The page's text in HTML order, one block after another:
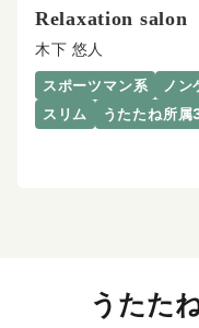
Relaxation
木下 悠人
スポーツマン系 ノン
スリム
うたたね所属
うたた